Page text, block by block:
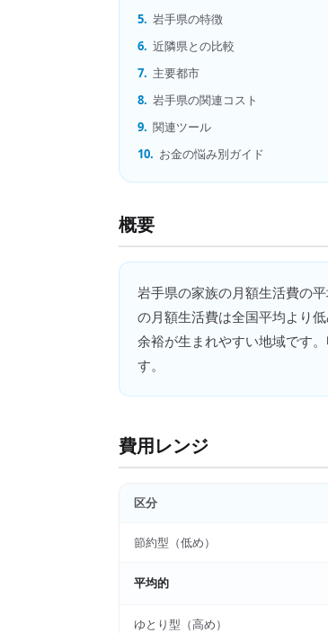
5. 岩手県の特徴
6. 近隣県との比較
7. 主要都市
8. 岩手県の関連コスト
9. 関連ツール
10. お金の悩み別ガイド
概要
岩手県の家族の月額生活費の
の月額生活費は全国平均より
余裕が生まれやすい地域です
す。
費用レンジ
区分
節約型（低め）
平均的
ゆとり型（高め）